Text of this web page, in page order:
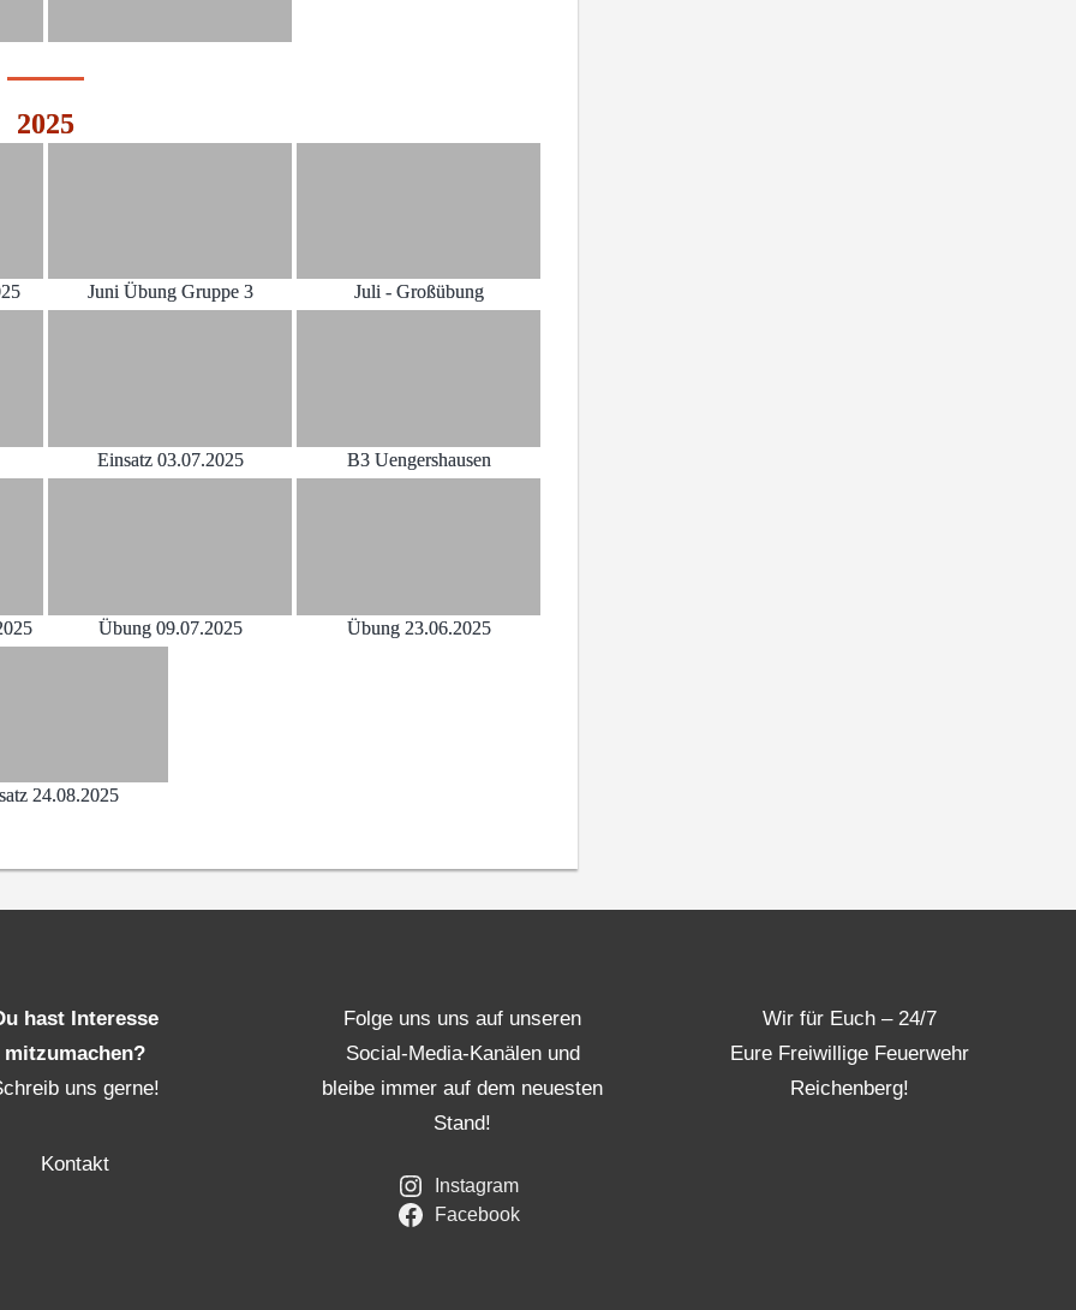
2025
Juni Übung Gruppe 3 Juli - Großübung
Einsatz 03.07.2025 B3 Uengershausen
Übung 09.07.2025 Übung 23.06.2025
24.08.2025
hast Interesse
mitzumachen?
uns gerne!
Kontakt
Folge uns uns auf unseren
Social-Media-Kanälen und
bleibe immer auf dem neuesten
Stand!
Instagram
Facebook
Wir für Euch – 24/7
Eure Freiwillige Feuerwehr
Reichenberg!